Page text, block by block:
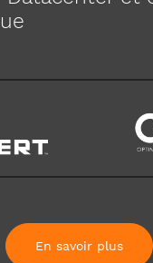
En savoir plus